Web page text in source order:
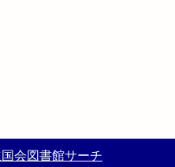
国会図書館サーチ